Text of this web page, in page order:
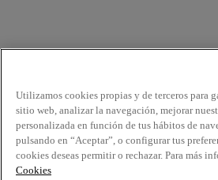
Utilizamos cookies propias y de terceros para
sitio web, analizar la navegación, mejorar
personalizada en función de tus hábitos de
pulsando en “Aceptar”, o configurar tus
cookies deseas permitir o rechazar. Para más
Cookies